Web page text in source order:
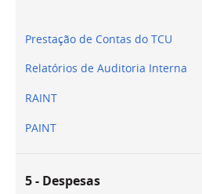
Prestação de Contas do TCU
Relatórios de Auditoria Interna
RAINT
PAINT
5 - Despesas